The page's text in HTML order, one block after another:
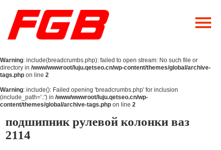
Главная
О Нас
Продукция
Новости
Warning: include(breadcrumbs.php): failed to open stream: No such file or
directory in /www/wwwroot/luju.qetseo.cn/wp-content/themes/global/archive-
tags.php on line 2
Warning: include(): Failed opening 'breadcrumbs.php' for inclusion
(include_path='.:') in /www/wwwroot/luju.qetseo.cn/wp-
content/themes/global/archive-tags.php on line 2
подшипник рулевой колонки ваз
2114